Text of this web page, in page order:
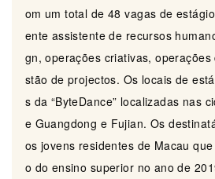
om um total de 48 vagas de
ente assistente de recursos
gn, operações criativas, operações
stão de projectos. Os locais de
s da “ByteDance” localizadas nas
e Guangdong e Fujian. Os
os jovens residentes de Macau
o do ensino superior no ano de